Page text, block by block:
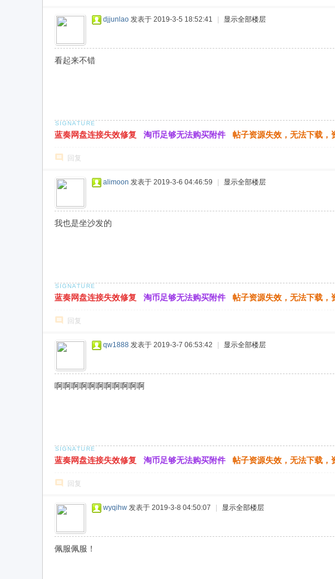
djjunlao 发表于 2019-3-5 18:52:41 显示全部楼层
看起来不错
蓝奏网盘连接失效修复 淘币足够无法购买附件 帖子资源失效，无法下载，
回复
alimoon 发表于 2019-3-6 04:46:59 显示全部楼层
我也是坐沙发的
蓝奏网盘连接失效修复 淘币足够无法购买附件 帖子资源失效，无法下载，
回复
qw1888 发表于 2019-3-7 06:53:42 显示全部楼层
啊啊啊啊啊啊啊啊啊啊啊
蓝奏网盘连接失效修复 淘币足够无法购买附件 帖子资源失效，无法下载，
回复
wyqihw 发表于 2019-3-8 04:50:07 显示全部楼层
佩服佩服！